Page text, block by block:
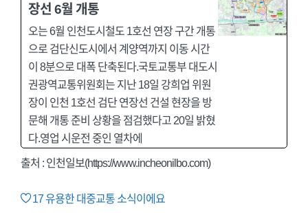
장선 6월 개통
오는 6월 인천도시철도 1호선 연장 구간 개통
으로 검단신도시에서 계양역까지 이동 시간
이 8분으로 대폭 단축된다.국토교통부 대도시
권광역교통위원회는 지난 18일 강희업 위원
장이 인천 1호선 검단 연장선 건설 현장을 방
문해 개통 준비 상황을 점검했다고 20일 밝혔
다.영업 시운전 중인 열차에
출처 : 인천일보(https://www.incheonilbo.com)
17유용한 대중교통 소식이에요